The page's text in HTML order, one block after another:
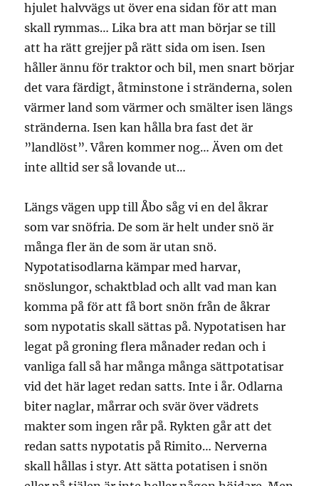
hjulet halvvägs ut över ena sidan för att man
skall rymmas… Lika bra att man börjar se till
att ha rätt grejjer på rätt sida om isen. Isen
håller ännu för traktor och bil, men snart börjar
det vara färdigt, åtminstone i stränderna, solen
värmer land som värmer och smälter isen längs
stränderna. Isen kan hålla bra fast det är
”landlöst”. Våren kommer nog… Även om det
inte alltid ser så lovande ut…
Längs vägen upp till Åbo såg vi en del åkrar
som var snöfria. De som är helt under snö är
många fler än de som är utan snö.
Nypotatisodlarna kämpar med harvar,
snöslungor, schaktblad och allt vad man kan
komma på för att få bort snön från de åkrar
som nypotatis skall sättas på. Nypotatisen har
legat på groning flera månader redan och i
vanliga fall så har många många sättpotatisar
vid det här laget redan satts. Inte i år. Odlarna
biter naglar, mårrar och svär över vädrets
makter som ingen rår på. Rykten går att det
redan satts nypotatis på Rimito… Nerverna
skall hållas i styr. Att sätta potatisen i snön